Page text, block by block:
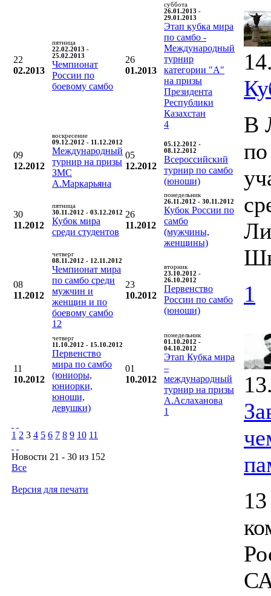
22
02.2013
пятница
22.02.2013 -
25.02.2013
Чемпионат
России по
боевому самбо
26
01.2013
суббота
26.01.2013 -
29.01.2013
Этап кубка мира
по самбо -
Международный
турнир
категории "А"
на призы
Президента
Республики
Казахстан
4
09
12.2012
воскресение
09.12.2012 - 11.12.2012
Международный
турнир на призы
ЗМС
А.Маркарьяна
05
12.2012
05.12.2012 -
08.12.2012
Всероссийский
турнир по самбо
(юноши)
30
11.2012
пятница
30.11.2012 - 03.12.2012
Кубок мира
среди студентов
26
11.2012
понедельник
26.11.2012 - 30.11.2012
Кубок России по
самбо
(мужчины,
женщины)
08
11.2012
четверг
08.11.2012 - 12.11.2012
Чемпионат мира
по самбо среди
мужчин и
женщин и по
боевому самбо
12
23
10.2012
вторник
23.10.2012 -
26.10.2012
Первенство
России по самбо
(юноши)
11
10.2012
четверг
11.10.2012 - 15.10.2012
Первенство
мира по самбо
(юниоры,
юниорки,
юноши,
девушки)
01
10.2012
понедельник
01.10.2012 -
04.10.2012
Этап Кубка мира
–
международный
турнир на призы
А.Аслаханова
1
1 2 3 4 5 6 7 8 9 10 11
Новости 21 - 30 из 152
Все
Версия для печати
В
1